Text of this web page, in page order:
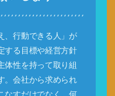
、行動できる人」が
する目標や経営方針
体性を持って取り組
。会社から求められ